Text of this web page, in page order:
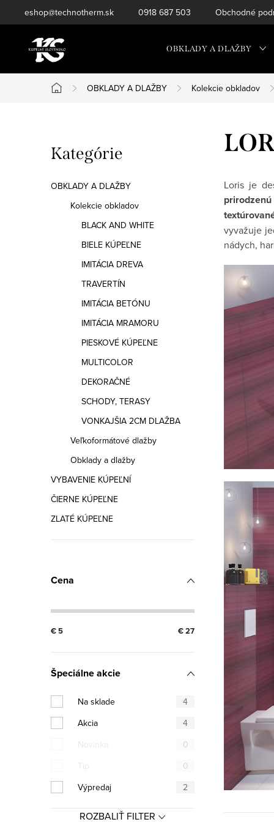
na
eshop@technotherm.sk 0918 687 503 Obchodné
OBKLADY A DLAŽBY
Domov
OBKLADY A DLAŽBY Kolekcie obkladov
o
č
Preskočiť
kategórie
Kategórie
OBKLADY A DLAŽBY
Kolekcie obkladov
BLACK AND WHITE
BIELE KÚPEĽNE
IMITÁCIA DREVA
TRAVERTÍN
IMITÁCIA BETÓNU
IMITÁCIA MRAMORU
PIESKOVÉ KÚPEĽNE
MULTICOLOR
DEKORAČNÉ
SCHODY, TERASY
VONKAJŠIA 2CM DLAŽBA
Veľkoformátové dlažby
Obklady a dlažby
VYBAVENIE KÚPEĽNÍ
ČIERNE KÚPEĽNE
ZLATÉ KÚPEĽNE
Cena
€5 €27
Špeciálne akcie
Na sklade
4
Akcia
4
Novinka
0
Tip
0
Výpredaj
2
ROZBALIŤ FILTER
Loris je
vyvažuje
nádych,